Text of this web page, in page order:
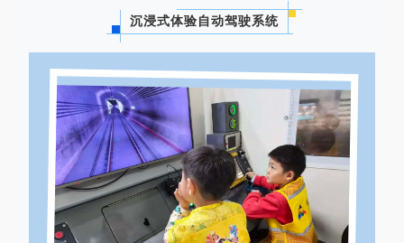
沉浸式体验自动驾驶系统